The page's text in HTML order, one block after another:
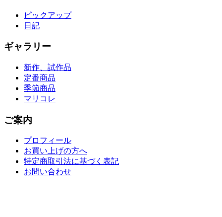
ピックアップ
日記
ギャラリー
新作、試作品
定番商品
季節商品
マリコレ
ご案内
プロフィール
お買い上げの方へ
特定商取引法に基づく表記
お問い合わせ